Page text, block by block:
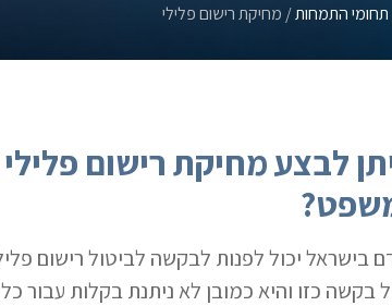
תחומי התמחות/ מחיקת רישום פלילי
לבצע מחיקת רישום
בישראל יכול לפנות לבקשה לביטול רישום
בקשה כזו והיא כמובן לא ניתנת בקלות עבור